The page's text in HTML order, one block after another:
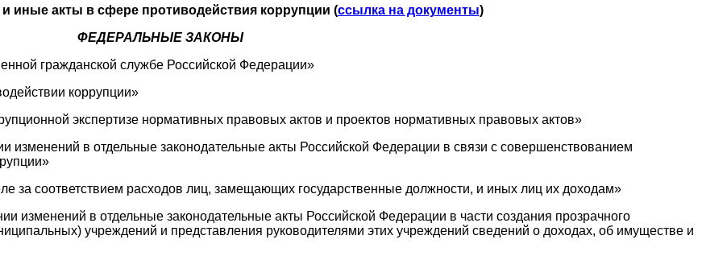
иные акты в сфере противодействия коррупции (ссылка на документы)
ФЕДЕРАЛЬНЫЕ ЗАКОНЫ
гражданской службе Российской Федерации»
коррупции»
экспертизе нормативных правовых актов и проектов нормативных правовых актов»
в отдельные законодательные акты Российской Федерации в связи с совершенствованием
за соответствием расходов лиц, замещающих государственные должности, и иных лиц их доходам»
изменений в отдельные законодательные акты Российской Федерации в части создания прозрачного
учреждений и представления руководителями этих учреждений сведений о доходах, об имуществе и